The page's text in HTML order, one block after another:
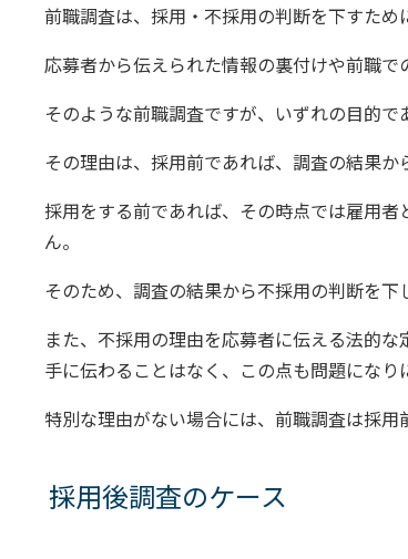
前職調査は、採用・不採用の判断を下すため
応募者から伝えられた情報の裏付けや前職で
そのような前職調査ですが、いずれの目的で
その理由は、採用前であれば、調査の結果か
採用をする前であれば、その時点では雇用
ん。
そのため、調査の結果から不採用の判断を下
また、不採用の理由を応募者に伝える法的
手に伝わることはなく、この点も問題になり
特別な理由がない場合には、前職調査は採用
採用後調査のケース